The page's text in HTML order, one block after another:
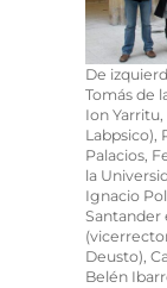
De
Tomás de
Ion
Labpsico),
Palacios,
la
Ignacio
Santander
Deusto),
Belén